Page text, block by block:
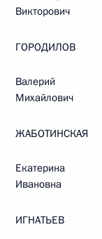
Викторович
ГОРОДИЛОВ
Валерий
Михайлович
ЖАБОТИНСКАЯ
Екатерина
Ивановна
ИГНАТЬЕВ